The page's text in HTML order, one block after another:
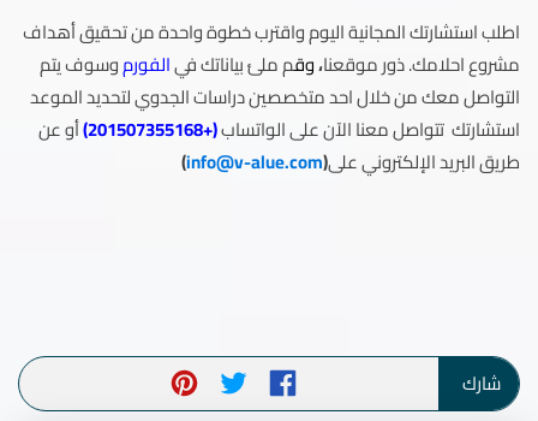
اطلب استشارتك المجانية اليوم واقترب خطوة واحدة من تحقيق أهداف
مشروع احلامك. ذور موقعنا،وقم ملئ بياناتك فيالفورموسوف يتم
التواصل معك من خلال احد متخصصين دراسات الجدوي لتحديد الموعد
استشارتك تتواصل معنا الآن على الواتساب(
+201507355168
)أو عن
طريق البريد الإلكتروني على(
info@v-alue.com
)
شارك